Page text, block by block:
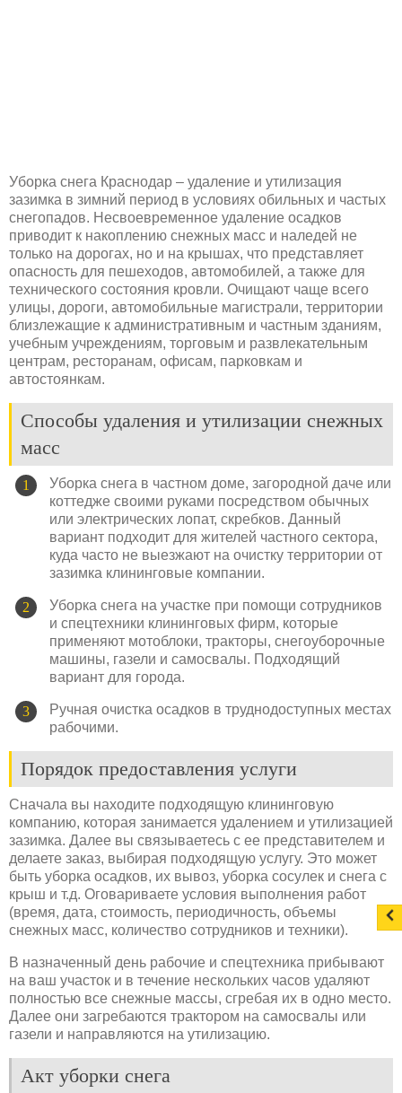
Уборка снега Краснодар – удаление и утилизация
зазимка в зимний период в условиях обильных и частых
снегопадов. Несвоевременное удаление осадков
приводит к накоплению снежных масс и наледей не
только на дорогах, но и на крышах, что представляет
опасность для пешеходов, автомобилей, а также для
технического состояния кровли. Очищают чаще всего
улицы, дороги, автомобильные магистрали, территории
близлежащие к административным и частным зданиям,
учебным учреждениям, торговым и развлекательным
центрам, ресторанам, офисам, парковкам и
автостоянкам.
Способы удаления и утилизации снежных
масс
Уборка снега в частном доме, загородной даче или
коттедже своими руками посредством обычных
или электрических лопат, скребков. Данный
вариант подходит для жителей частного сектора,
куда часто не выезжают на очистку территории от
зазимка клининговые компании.
Уборка снега на участке при помощи сотрудников
и спецтехники клининговых фирм, которые
применяют мотоблоки, тракторы, снегоуборочные
машины, газели и самосвалы. Подходящий
вариант для города.
Ручная очистка осадков в труднодоступных местах
рабочими.
Порядок предоставления услуги
Сначала вы находите подходящую клининговую
компанию, которая занимается удалением и утилизацией
зазимка. Далее вы связываетесь с ее представителем и
делаете заказ, выбирая подходящую услугу. Это может
быть уборка осадков, их вывоз, уборка сосулек и снега с
крыш и т.д. Оговариваете условия выполнения работ
(время, дата, стоимость, периодичность, объемы
снежных масс, количество сотрудников и техники).
В назначенный день рабочие и спецтехника прибывают
на ваш участок и в течение нескольких часов удаляют
полностью все снежные массы, сгребая их в одно место.
Далее они загребаются трактором на самосвалы или
газели и направляются на утилизацию.
Акт уборки снега